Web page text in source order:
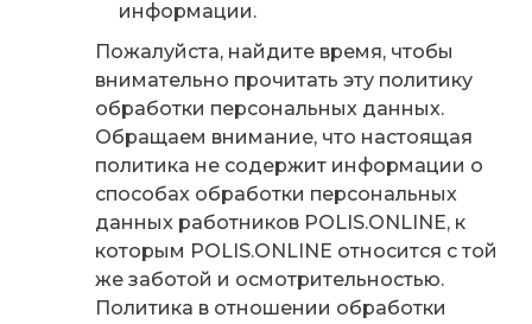
информации.
Пожалуйста, найдите время, чтобы
внимательно прочитать эту политику
обработки персональных данных.
Обращаем внимание, что настоящая
политика не содержит информации о
способах обработки персональных
данных работников POLIS.ONLINE, к
которым POLIS.ONLINE относится с той
же заботой и осмотрительностью.
Политика в отношении обработки